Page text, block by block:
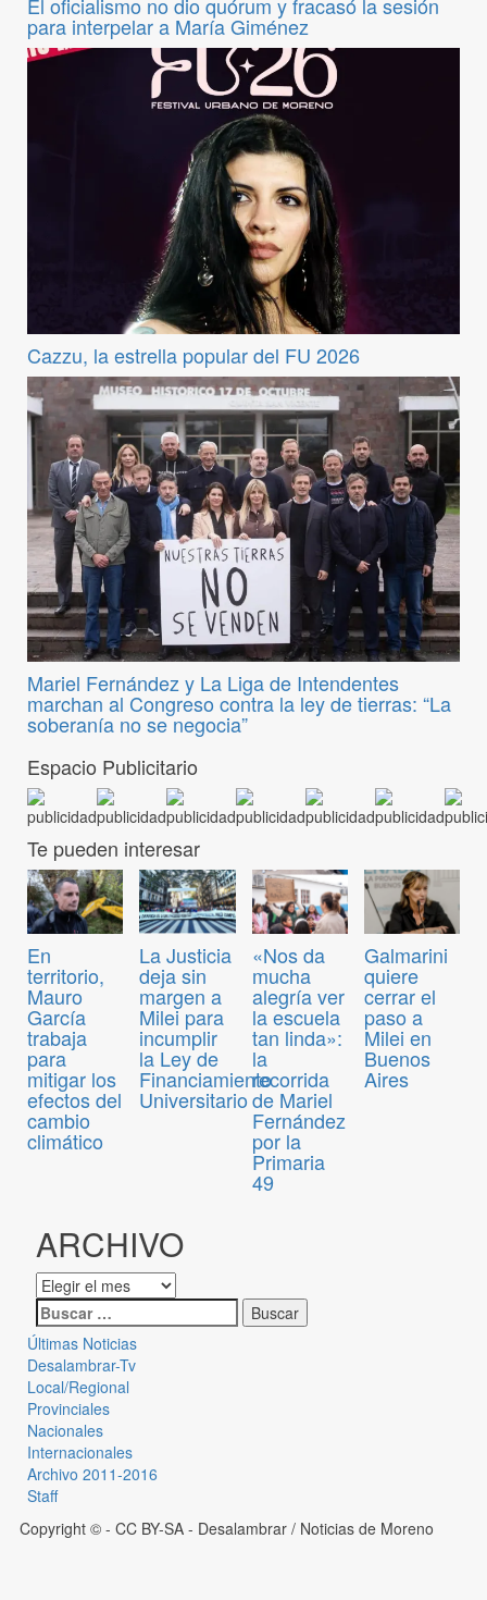
para interpelar a María Giménez
Cazzu, la estrella popular del FU 2026
Mariel Fernández y La Liga de Intendentes
marchan al Congreso contra la ley de tierras: “La
soberanía no se negocia”
Espacio Publicitario
Te pueden interesar
En
territorio,
Mauro
García
trabaja
para
mitigar los
efectos del
cambio
climático
La Justicia
deja sin
margen a
Milei para
incumplir
la Ley de
Financiamiento
Universitario
«Nos da
mucha
alegría ver
la escuela
tan linda»:
la
recorrida
de Mariel
Fernández
por la
Primaria
49
Galmarini
quiere
cerrar el
paso a
Milei en
Buenos
Aires
ARCHIVO
Últimas Noticias
Desalambrar-Tv
Local/Regional
Provinciales
Nacionales
Internacionales
Archivo 2011-2016
Staff
Copyright © - CC BY-SA - Desalambrar / Noticias de Moreno